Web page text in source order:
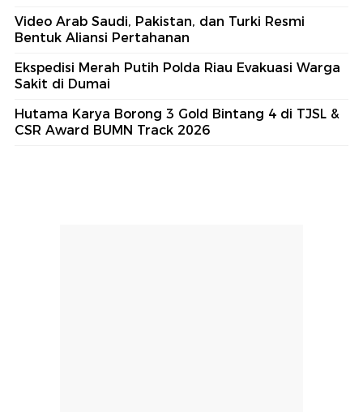
Video Arab Saudi, Pakistan, dan Turki Resmi
Bentuk Aliansi Pertahanan
Ekspedisi Merah Putih Polda Riau Evakuasi Warga
Sakit di Dumai
Hutama Karya Borong 3 Gold Bintang 4 di TJSL &
CSR Award BUMN Track 2026